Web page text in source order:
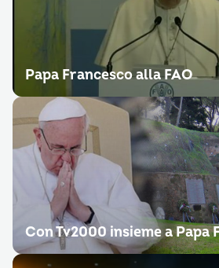
Papa Francesco alla FAO
Con Tv2000 insieme a Papa